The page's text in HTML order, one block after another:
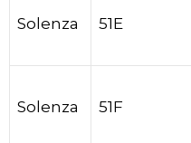
Solenza 51E
Solenza 51F